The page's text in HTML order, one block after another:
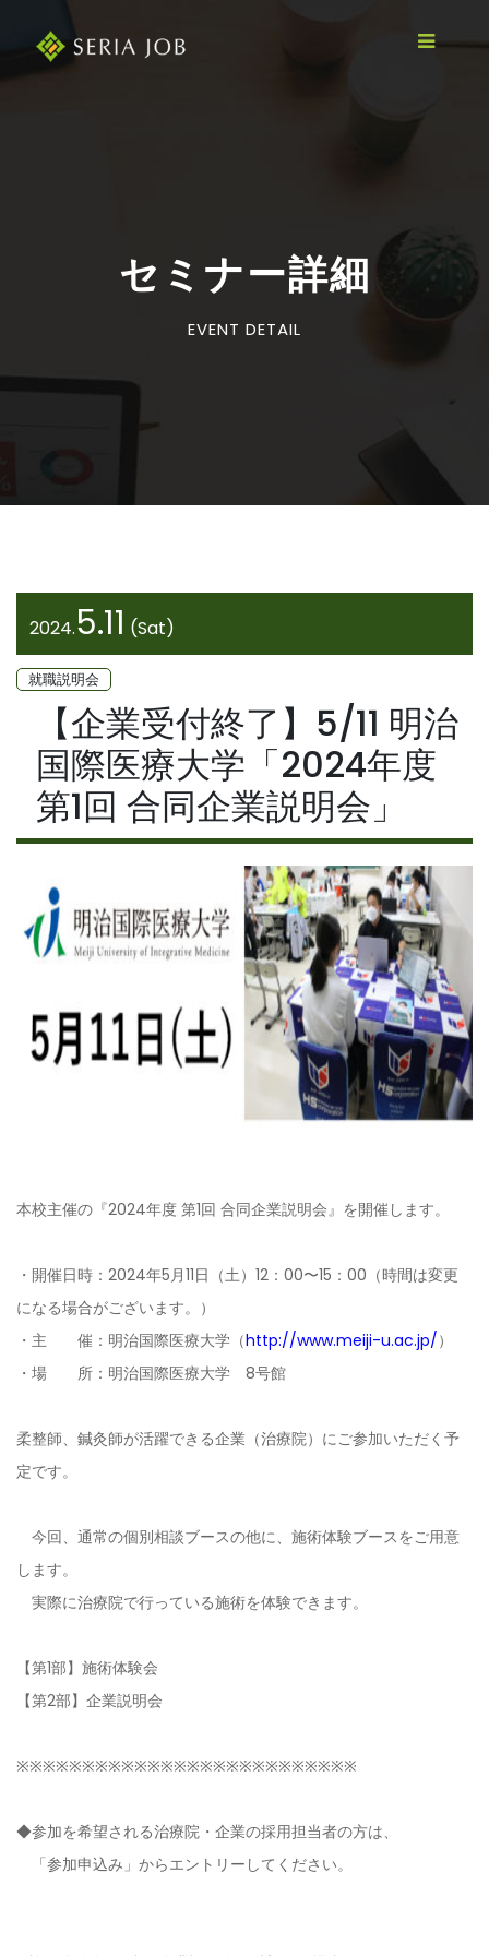
セミナー詳細
EVENT DETAIL
2024.5.11 (Sat)
就職説明会
【企業受付終了】5/11 明治
国際医療大学「2024年度
第1回 合同企業説明会」
本校主催の『2024年度 第1回 合同企業説明会』を開催します。
・開催日時：2024年5月11日（土）12：00〜15：00（時間は変更
になる場合がございます。）
・主 催：明治国際医療大学 （http://www.meiji-u.ac.jp/）
・場 所：明治国際医療大学 8号館
柔整師、鍼灸師が活躍できる企業（治療院）にご参加いただく予
定です。
今回、通常の個別相談ブースの他に、施術体験ブースをご用意
します。
実際に治療院で行っている施術を体験できます。
【第1部】施術体験会
【第2部】企業説明会
※※※※※※※※※※※※※※※※※※※※※※※※※※
◆参加を希望される治療院・企業の採用担当者の方は、
「参加申込み」からエントリーしてください。